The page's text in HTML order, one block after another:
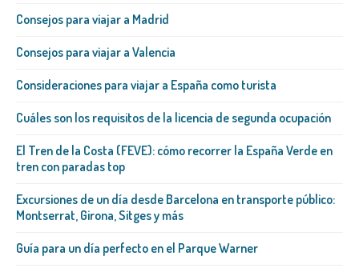
Consejos para viajar a Madrid
Consejos para viajar a Valencia
Consideraciones para viajar a España como turista
Cuáles son los requisitos de la licencia de segunda ocupación
El Tren de la Costa (FEVE): cómo recorrer la España Verde en
tren con paradas top
Excursiones de un día desde Barcelona en transporte público:
Montserrat, Girona, Sitges y más
Guía para un día perfecto en el Parque Warner